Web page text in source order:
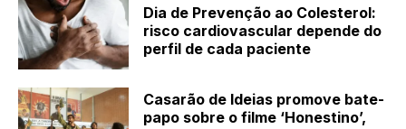
Dia de Prevenção ao Colesterol:
risco cardiovascular depende do
perfil de cada paciente
Casarão de Ideias promove bate-
papo sobre o filme ‘Honestino’,